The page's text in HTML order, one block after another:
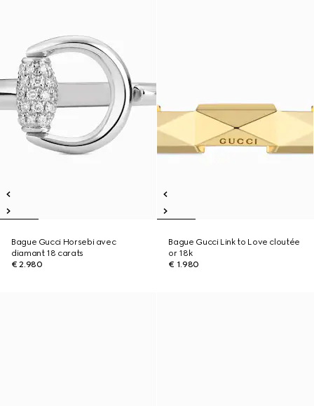
Bague Gucci Horsebi avec
diamant 18 carats
€ 2.980
Bague Gucci Link to Love cloutée
or 18k
€ 1.980